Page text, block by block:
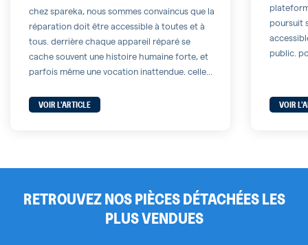
chez spareka, nous sommes convaincus que la
réparation doit être accessible à toutes et à
tous. derrière chaque appareil réparé se
cache souvent une histoire humaine forte, et
parfois même une vocation inattendue. celle
entrée inattendue dans l’univers de la
réparation rien ne prédestinait sabrina à
VOIR L'ARTICLE
poursuit
public.
à mettre
VOIR
RETROUVEZ NOS PIÈCES DÉTACHÉES LES
PLUS VENDUES